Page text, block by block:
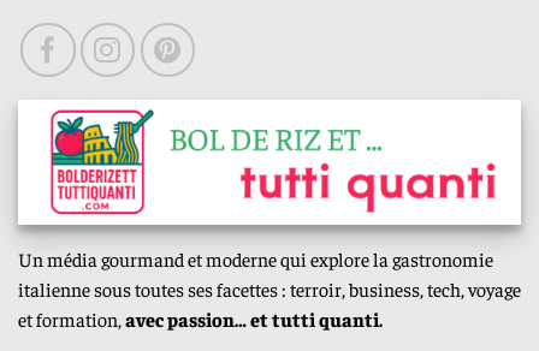
Un média gourmand et moderne qui explore la gastronomie
italienne sous toutes ses facettes : terroir, business, tech, voyage
et formation,avec passion… et tutti quanti.